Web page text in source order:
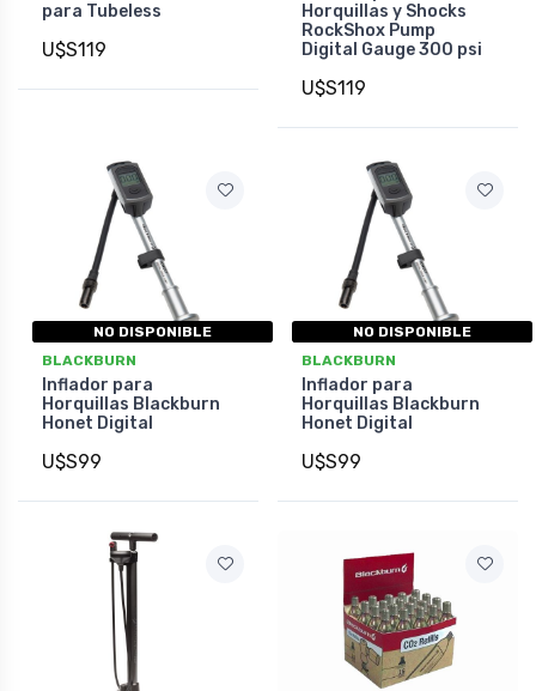
para Tubeless
U$S119
Horquillas y Shocks
RockShox Pump
Digital Gauge 300 psi
U$S119
NO DISPONIBLE
BLACKBURN
Inflador para
Horquillas Blackburn
Honet Digital
U$S99
NO DISPONIBLE
BLACKBURN
Inflador para
Horquillas Blackburn
Honet Digital
U$S99